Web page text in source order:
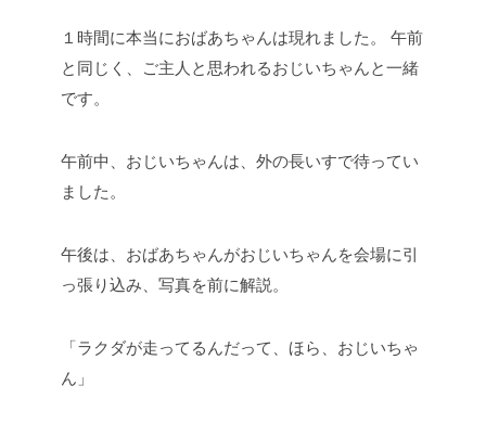
１時間に本当におばあちゃんは現れました。
午前
と同じく、ご主人と思われるおじいちゃんと一緒
です。
午前中、おじいちゃんは、外の長いすで待ってい
ました。
午後は、おばあちゃんがおじいちゃんを会場に引
っ張り込み、写真を前に解説。
「ラクダが走ってるんだって、ほら、おじいちゃ
ん」